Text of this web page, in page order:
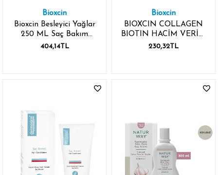
Bioxcin
Bioxcin Besleyici Yağlar
250 ML Saç Bakım
Kremi
404,14TL
Bioxcin
BIOXCIN COLLAGEN
BIOTIN HACİM VERİCİ
SAÇ BAKIM KREMİ
230,32TL